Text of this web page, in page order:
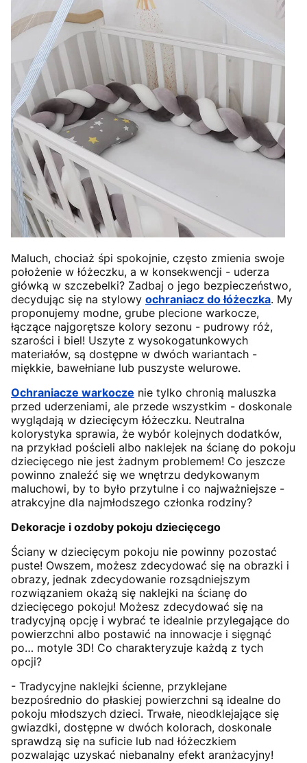
Maluch, chociaż śpi spokojnie, często zmienia swoje
położenie w łóżeczku, a w konsekwencji - uderza
główką w szczebelki? Zadbaj o jego bezpieczeństwo,
decydując się na stylowy ochraniacz do łóżeczka. My
proponujemy modne, grube plecione warkocze,
łączące najgorętsze kolory sezonu - pudrowy róż,
szarości i biel! Uszyte z wysokogatunkowych
materiałów, są dostępne w dwóch wariantach -
miękkie, bawełniane lub puszyste welurowe.
Ochraniacze warkocze nie tylko chronią maluszka
przed uderzeniami, ale przede wszystkim - doskonale
wyglądają w dziecięcym łóżeczku. Neutralna
kolorystyka sprawia, że wybór kolejnych dodatków,
na przykład pościeli albo naklejek na ścianę do pokoju
dziecięcego nie jest żadnym problemem! Co jeszcze
powinno znaleźć się we wnętrzu dedykowanym
maluchowi, by to było przytulne i co najważniejsze -
atrakcyjne dla najmłodszego członka rodziny?
Dekoracje i ozdoby pokoju dziecięcego
Ściany w dziecięcym pokoju nie powinny pozostać
puste! Owszem, możesz zdecydować się na obrazki i
obrazy, jednak zdecydowanie rozsądniejszym
rozwiązaniem okażą się naklejki na ścianę do
dziecięcego pokoju! Możesz zdecydować się na
tradycyjną opcję i wybrać te idealnie przylegające do
powierzchni albo postawić na innowacje i sięgnąć
po… motyle 3D! Co charakteryzuje każdą z tych
opcji?
- Tradycyjne naklejki ścienne, przyklejane
bezpośrednio do płaskiej powierzchni są idealne do
pokoju młodszych dzieci. Trwałe, nieodklejające się
gwiazdki, dostępne w dwóch kolorach, doskonale
sprawdzą się na suficie lub nad łóżeczkiem
pozwalając uzyskać niebanalny efekt aranżacyjny!